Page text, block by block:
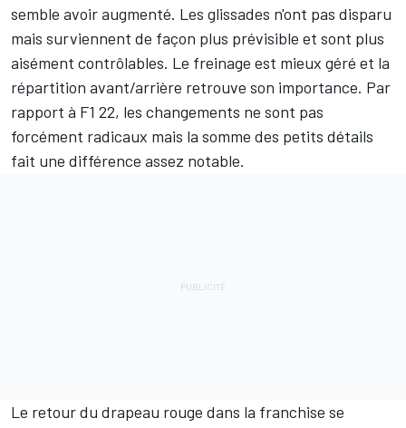
semble avoir augmenté. Les glissades n'ont pas disparu
mais surviennent de façon plus prévisible et sont plus
aisément contrôlables. Le freinage est mieux géré et la
répartition avant/arrière retrouve son importance. Par
rapport à F1 22, les changements ne sont pas
forcément radicaux mais la somme des petits détails
fait une différence assez notable.
Le retour du drapeau rouge dans la franchise se